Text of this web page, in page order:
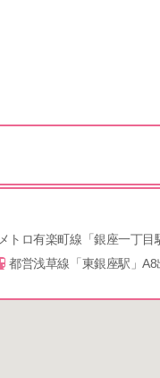
トロ有楽町線「銀座一丁目
都営浅草線「東銀座駅」